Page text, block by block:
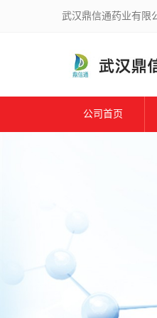
武汉鼎信通药业有限
公司首页